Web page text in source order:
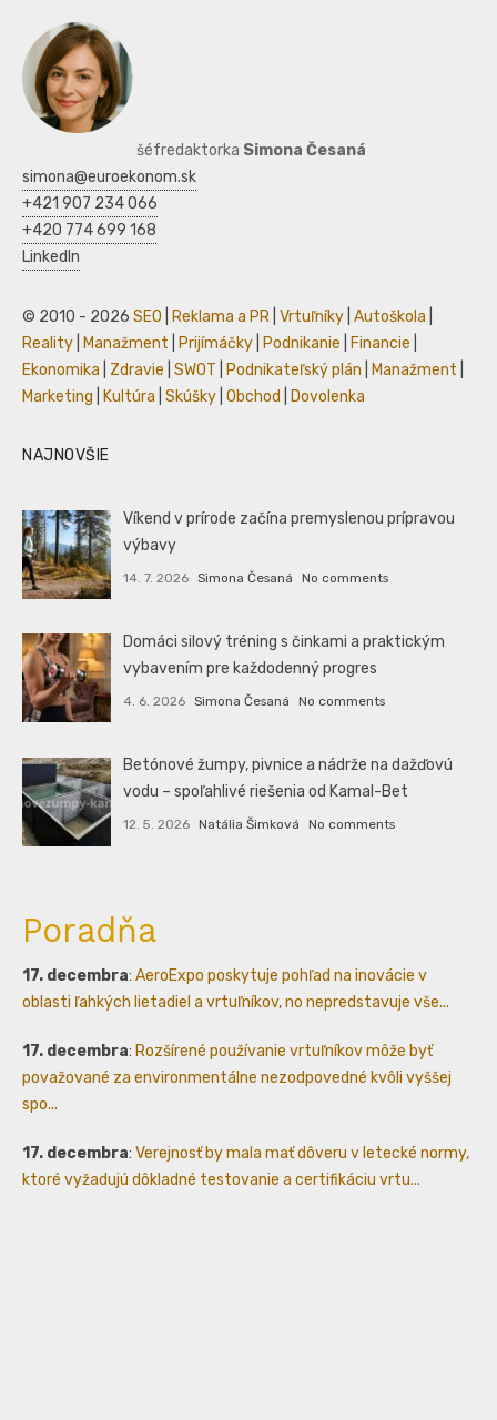
šéfredaktorka Simona Česaná
simona@euroekonom.sk
+421 907 234 066
+420 774 699 168
LinkedIn
© 2010 - 2026 SEO Reklama a PR Vrtuľníky Autoškola
Reality
Manažment Prijímáčky Podnikanie Financie
Ekonomika
Zdravie SWOT Podnikateľský plán Manažment
Marketing
Kultúra Skúšky Obchod Dovolenka
NAJNOVŠIE
Víkend v prírode začína premyslenou prípravou
výbavy
14. 7. 2026 Simona Česaná No comments
Domáci silový tréning s činkami a praktickým
vybavením pre každodenný progres
4. 6. 2026 Simona Česaná No comments
Betónové žumpy, pivnice a nádrže na dažďovú
vodu – spoľahlivé riešenia od Kamal-Bet
12. 5. 2026 Natália Šimková No comments
Poradňa
17. decembra: AeroExpo poskytuje pohľad na inovácie v
oblasti ľahkých lietadiel a vrtuľníkov, no nepredstavuje vše...
17. decembra: Rozšírené používanie vrtuľníkov môže byť
považované za environmentálne nezodpovedné kvôli vyššej
spo...
17. decembra: Verejnosť by mala mať dôveru v letecké normy,
ktoré vyžadujú dôkladné testovanie a certifikáciu vrtu...